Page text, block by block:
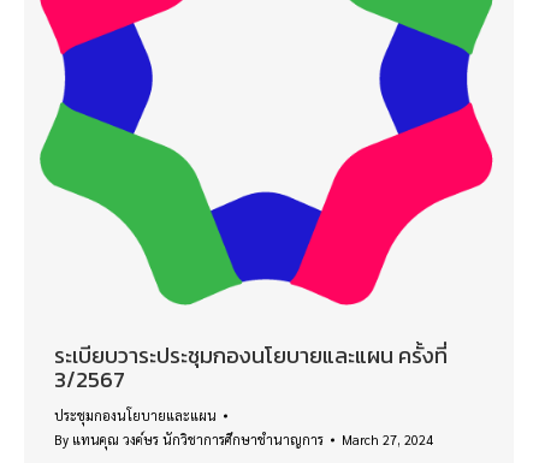
ระเบียบวาระประชุมกองนโยบายและแผน ครั้งที่
3/2567
ประชุมกองนโยบายและแผน
By แทนคุณ วงค์ษร นักวิชาการศึกษาชำนาญการ March 27, 2024